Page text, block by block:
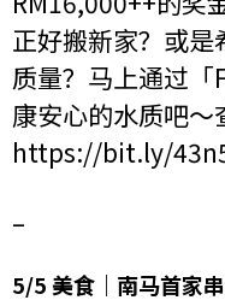
正好搬新家？或
质量？马上通过
康安心的水质吧～
https://bit.ly/
–
5/5 美食｜南马首家